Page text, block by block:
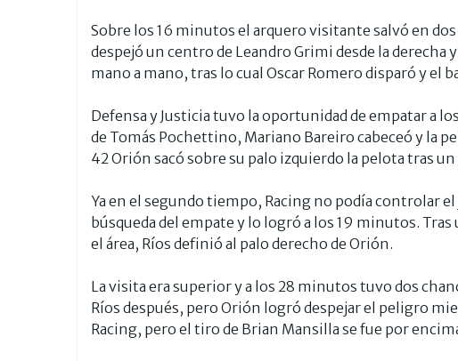
Sobre los 16 minutos el arquero visitante salvó en
despejó un centro de Leandro Grimi desde la derecha
mano a mano, tras lo cual Oscar Romero disparó y el
Defensa y Justicia tuvo la oportunidad de empatar a
de Tomás Pochettino, Mariano Bareiro cabeceó y la
42 Orión sacó sobre su palo izquierdo la pelota tras
Ya en el segundo tiempo, Racing no podía controlar
búsqueda del empate y lo logró a los 19 minutos. Tras
el área, Ríos definió al palo derecho de Orión.
La visita era superior y a los 28 minutos tuvo dos
Ríos después, pero Orión logró despejar el peligro
Racing, pero el tiro de Brian Mansilla se fue por